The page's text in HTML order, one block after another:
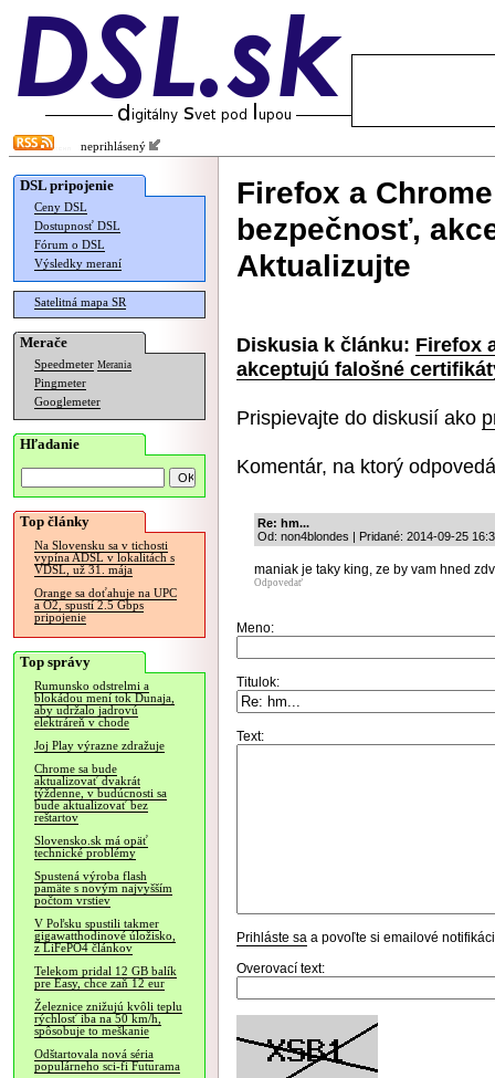
neprihlásený
DSL pripojenie
Ceny DSL
Dostupnosť DSL
Fórum o DSL
Výsledky meraní
Satelitná mapa SR
Merače
Speedmeter Merania
Pingmeter
Googlemeter
Hľadanie
Top články
Na Slovensku sa v tichosti
vypína ADSL v lokalitách s
VDSL, už 31. mája
Orange sa doťahuje na UPC
a O2, spustí 2.5 Gbps
pripojenie
Top správy
Rumunsko odstrelmi a
blokádou mení tok Dunaja,
aby udržalo jadrovú
elektráreň v chode
Joj Play výrazne zdražuje
Chrome sa bude
aktualizovať dvakrát
týždenne, v budúcnosti sa
bude aktualizovať bez
reštartov
Slovensko.sk má opäť
technické problémy
Spustená výroba flash
pamäte s novým najvyšším
počtom vrstiev
V Poľsku spustili takmer
gigawatthodinové úložisko,
z LiFePO4 článkov
Telekom pridal 12 GB balík
pre Easy, chce zaň 12 eur
Železnice znižujú kvôli teplu
rýchlosť iba na 50 km/h,
spôsobuje to meškanie
Odštartovala nová séria
populárneho sci-fi Futurama
Firefox a
bezpečnosť,
Aktualizujte
Diskusia k článku: Firefox
akceptujú falošné
Prispievajte do diskusií ako
Komentár, na ktorý
Re: hm...
Od: non4blondes | Pridané: 2014-09-25
maniak je taky king, ze by vam hned
Odpovedať
Meno:
Titulok:
Text:
Prihláste sa a povoľte si emailové
Overovací text: